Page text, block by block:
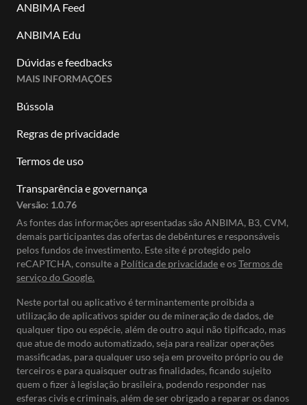
ANBIMA Feed
ANBIMA Edu
Dúvidas e feedbacks
MAIS INFORMAÇÕES
Bússola
Regras de privacidade
Termos de uso
Transparência e governança
Versão: 1.0.76
As fontes das informações apresentadas são ANBIMA, B3, CVM,
demais participantes das ofertas de debêntures e responsáveis
pelos fundos de investimento. Este site é protegido pelo
reCAPTCHA, consulte a Política de privacidadee osTermos de
serviço do Google.
Neste portal ou aplicativo é terminantemente proibida a
utilização de aplicativos spider ou de mineração de dados, de
qualquer tipo ou espécie, além de outro aqui não tipificado, mas
que atue de modo automatizado, seja para realizar operações
massificadas, para qualquer uso seja em proveito próprio ou de
terceiros e para quaisquer outras finalidades, ficando sujeito
quem o fizer à legislação brasileira, podendo responder nas
esferas civis e criminais, além de ser obrigado a reparar os danos